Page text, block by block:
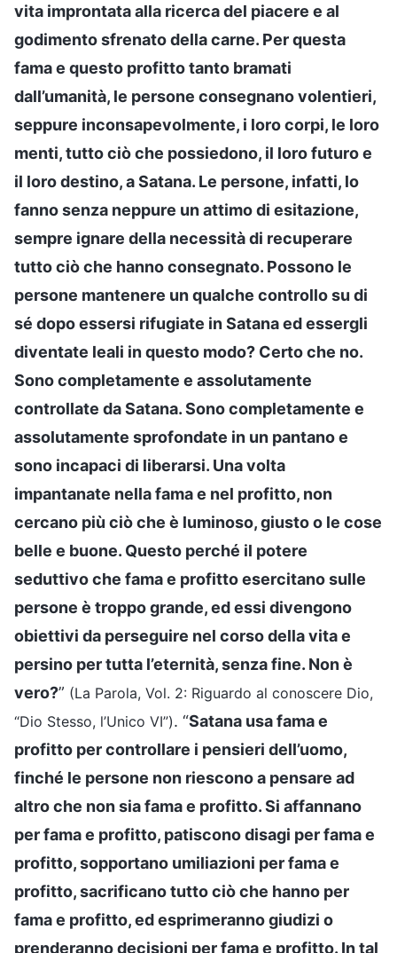
vita improntata alla ricerca del piacere e al
godimento sfrenato della carne. Per questa
fama e questo profitto tanto bramati
dall’umanità, le persone consegnano volentieri,
seppure inconsapevolmente, i loro corpi, le loro
menti, tutto ciò che possiedono, il loro futuro e
il loro destino, a Satana. Le persone, infatti, lo
fanno senza neppure un attimo di esitazione,
sempre ignare della necessità di recuperare
tutto ciò che hanno consegnato. Possono le
persone mantenere un qualche controllo su di
sé dopo essersi rifugiate in Satana ed essergli
diventate leali in questo modo? Certo che no.
Sono completamente e assolutamente
controllate da Satana. Sono completamente e
assolutamente sprofondate in un pantano e
sono incapaci di liberarsi. Una volta
impantanate nella fama e nel profitto, non
cercano più ciò che è luminoso, giusto o le cose
belle e buone. Questo perché il potere
seduttivo che fama e profitto esercitano sulle
persone è troppo grande, ed essi divengono
obiettivi da perseguire nel corso della vita e
persino per tutta l’eternità, senza fine. Non è
vero?” (La Parola, Vol. 2: Riguardo al conoscere Dio,
“Dio Stesso, l’Unico VI”). “Satana usa fama e
profitto per controllare i pensieri dell’uomo,
finché le persone non riescono a pensare ad
altro che non sia fama e profitto. Si affannano
per fama e profitto, patiscono disagi per fama e
profitto, sopportano umiliazioni per fama e
profitto, sacrificano tutto ciò che hanno per
fama e profitto, ed esprimeranno giudizi o
prenderanno decisioni per fama e profitto. In tal